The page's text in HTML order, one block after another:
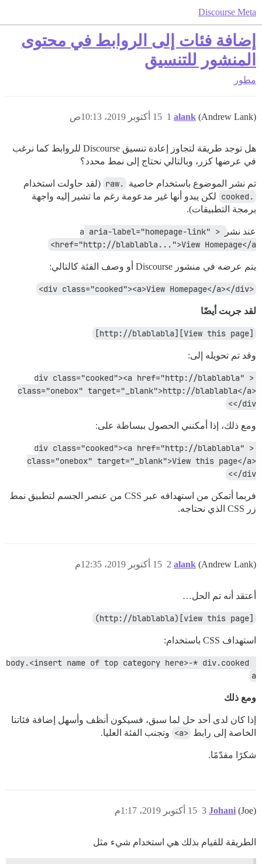
Discourse Meta
إضافة فئات إلى الروابط في محتوى
المنشور للتنسيق
مطور
alank (Andrew Lank) 15 أكتوبر 2019، 10:13ص 1
هل توجد طريقة لتجاوز إعادة تنسيق Discourse للروابط كما نرغب
في عرضها كزر، وبالتالي نحتاج إلى نمط محدد؟
تم نشر الموضوع باستخدام خاصية .raw (لقد حاولت استخدام
.cooked
لكن يبدو أنها غير مدعومة رغم ما تشير إليه واجهة
برمجة التطبيقات).
عند نشر
<a aria-label="homepage-link"
href="http://blablabla...">View Homepage</a>
يتم عرضه في منشور Discourse أو وصف الفئة كالتالي:
<div class="cooked"><a>View Homepage</a></div>
لقد جربت أيضًا
[View this page][http://blablabla]
وقد تم تحويله إلى:
<div class="cooked"><a href="http://blablabla"
class="onebox" target="_blank">http://blablabla</a>
</div>
ومع ذلك، إذا أمكنني الحصول ببساطة على:
<div class="cooked"><a href="http://blablabla"
class="onebox" target="_blank">View this page</a>
</div>
فربما أتمكن من استهدافه عبر CSS من عنصر الجسم لتطبيق نمط
زر CSS الذي نحتاجه.
alank (Andrew Lank) 15 أكتوبر 2019، 12:35م 2
أعتقد أنه تم الحل…
[view this page](http://blablabla)
استهداف CSS باستخدام:
body.<insert name of top category here>-* div.cooked
a
ومع ذلك
إذا كان لدى أحد حل لما سبق، فسيكون أنظف وأسهل إضافة فئاتنا
الخاصة إلى رابط <a> وتجنب الفئة العليا.
شكرًا مقدّمًا.
Johani (Joe) 15 أكتوبر 2019، 1:17م 3
الطريقة للقيام بذلك هي استخدام شيء مثل